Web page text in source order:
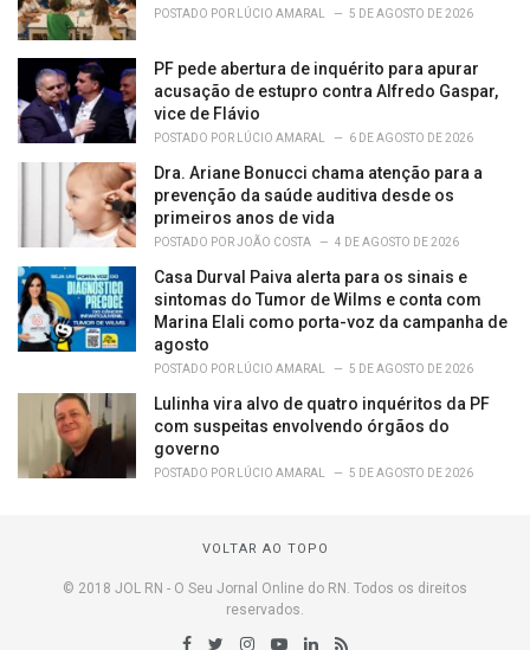
POSTADO POR LÚCIO AMARAL 5 DE AGOSTO DE 2026
PF pede abertura de inquérito para apurar
acusação de estupro contra Alfredo Gaspar,
vice de Flávio
POSTADO POR LÚCIO AMARAL 6 DE AGOSTO DE 2026
Dra. Ariane Bonucci chama atenção para a
prevenção da saúde auditiva desde os
primeiros anos de vida
POSTADO PORJOÃO COSTA 4 DE AGOSTO DE 2026
Casa Durval Paiva alerta para os sinais e
sintomas do Tumor de Wilms e conta com
Marina Elali como porta-voz da campanha de
agosto
POSTADO POR LÚCIO AMARAL 5 DE AGOSTO DE 2026
Lulinha vira alvo de quatro inquéritos da PF
com suspeitas envolvendo órgãos do
governo
POSTADO POR LÚCIO AMARAL 5 DE AGOSTO DE 2026
VOLTAR AO TOPO
© 2018 JOL RN - O Seu Jornal Online do RN. Todos os direitos
reservados.